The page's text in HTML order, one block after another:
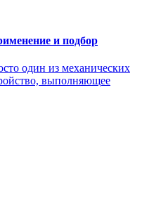
и подбор
один из механических
выполняющее